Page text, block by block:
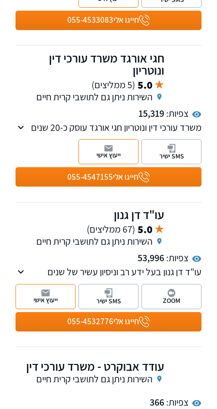
ביטוח לאומי ועדות רפואיות. ייפוי כוח מתמשך,
צוואות ירושות.
חייגו אלי055-4533083
חגי אורגד משרד עורכי דין
ונוטריון
5.0 (5 ממליצים)
השירות ניתן גם לתושבי קרית חיים
צפיות:15,319
משרד עורכי דין ונוטריון חגי אורגד עוסק כ-20 שנים
בתחומים הבאים: לשון הרע, דיני ירושה, צוואות,
התנגדויות לצוואות, משפט מסחרי ואזרחי ונדל"ן.
חייגו אלי055-4547155
SMS ישיר ייעוץ אישי
עו"ד דן גנון
5.0 (67 ממליצים)
השירות ניתן גם לתושבי קרית חיים
צפיות:53,996
עו"ד דן גנון בעל ידע רב וניסיון עשיר של שנים
רבות. עבד בעבר בבית הדין לעבודה בחיפה ועוסק
אך ורק בתביעות מתחום הביטוח הלאומי, נזקי גוף
ודיני עבודה.
חייגו אלי055-4532776
ZOOM SMS ישיר ייעוץ אישי
עודד אבוקרט - משרד עורכי דין
השירות ניתן גם לתושבי קרית חיים
צפיות:366